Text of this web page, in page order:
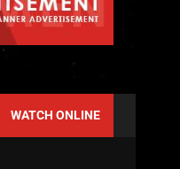
WATCH ONLINE